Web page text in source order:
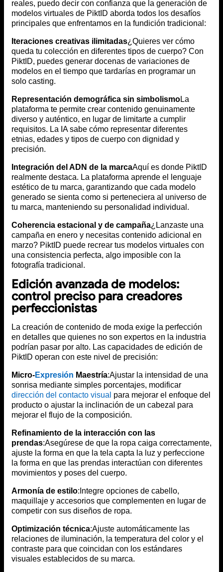
reales, puedo decir con confianza que la generación de
modelos virtuales de PiktID aborda todos los desafíos
principales que enfrentamos en la fundición tradicional:
Iteraciones creativas ilimitadas¿Quieres ver cómo
queda tu colección en diferentes tipos de cuerpo? Con
PiktID, puedes generar docenas de variaciones de
modelos en el tiempo que tardarías en programar un
solo casting.
Representación demográfica sin simbolismoLa
plataforma te permite crear contenido genuinamente
diverso y auténtico, en lugar de limitarte a cumplir
requisitos. La IA sabe cómo representar diferentes
etnias, edades y tipos de cuerpo con dignidad y
precisión.
Integración del ADN de la marcaAquí es donde PiktID
realmente destaca. La plataforma aprende el lenguaje
estético de tu marca, garantizando que cada modelo
generado se sienta como si perteneciera al universo de
tu marca, manteniendo su personalidad individual.
Coherencia estacional y de campaña¿Lanzaste una
campaña en enero y necesitas contenido adicional en
marzo? PiktID puede recrear tus modelos virtuales con
una consistencia perfecta, algo imposible con la
fotografía tradicional.
Edición avanzada de modelos:
control preciso para creadores
perfeccionistas
La creación de contenido de moda exige la perfección
en detalles que quienes no son expertos en la industria
podrían pasar por alto. Las capacidades de edición de
PiktID operan con este nivel de precisión:
Micro-Expresión Maestría:Ajustar la intensidad de una
sonrisa mediante simples porcentajes, modificar
dirección del contacto visual para mejorar el enfoque del
producto o ajustar la inclinación de un cabezal para
mejorar el flujo de la composición.
Refinamiento de la interacción con las
prendas:Asegúrese de que la ropa caiga correctamente,
ajuste la forma en que la tela capta la luz y perfeccione
la forma en que las prendas interactúan con diferentes
movimientos y poses del cuerpo.
Armonía de estilo:Integre opciones de cabello,
maquillaje y accesorios que complementen en lugar de
competir con sus diseños de ropa.
Optimización técnica:Ajuste automáticamente las
relaciones de iluminación, la temperatura del color y el
contraste para que coincidan con los estándares
visuales establecidos de su marca.